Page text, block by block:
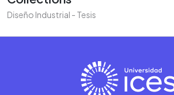
Diseño Industrial - Tesis